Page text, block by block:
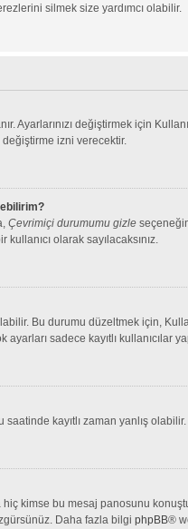
silmek size yardımcı olabilir.
Ayarlarınızı değiştirmek için
değiştirme izni verecektir.
Çevrimiçi durumumu gizle
olarak sayılacaksınız.
Bu durumu düzeltmek için,
sadece kayıtlı kullanıcılar
kayıtlı zaman yanlış
kimse bu mesaj panosunu
Daha fazla bilgi phpBB®